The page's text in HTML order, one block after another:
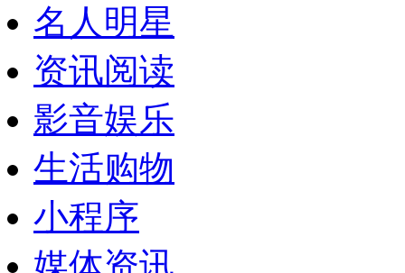
名人明星
资讯阅读
影音娱乐
生活购物
小程序